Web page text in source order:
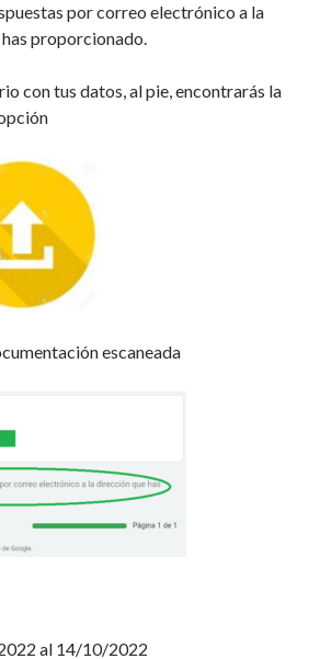
por correo electrónico a la
proporcionado.
con tus datos, al pie, encontrarás la
escaneada
al 14/10/2022